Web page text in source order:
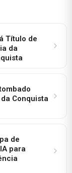
Título de
da
Conquista
de
para